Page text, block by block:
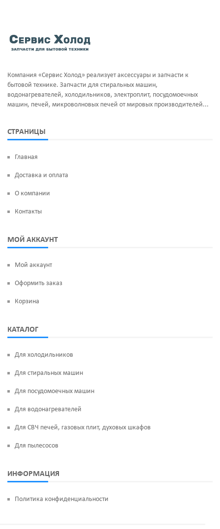
Компания «Сервис Холод» реализует аксессуары и запчасти к
бытовой технике. Запчасти для стиральных машин,
водонагревателей, холодильников, электроплит, посудомоечных
машин, печей, микроволновых печей от мировых производителей...
СТРАНИЦЫ
Главная
Доставка и оплата
О компании
Контакты
МОЙ АККАУНТ
Мой аккаунт
Оформить заказ
Корзина
КАТАЛОГ
Для холодильников
Для стиральных машин
Для посудомоечных машин
Для водонагревателей
Для СВЧ печей, газовых плит, духовых шкафов
Для пылесосов
ИНФОРМАЦИЯ
Политика конфиденциальности